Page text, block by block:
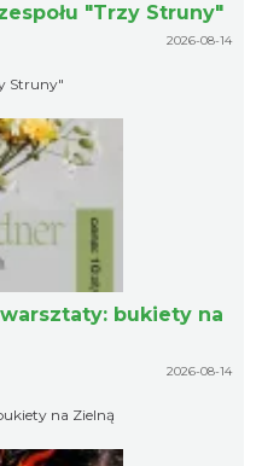
"Trzy Struny"
2026-08-14
Struny"
bukiety na
2026-08-14
na Zielną